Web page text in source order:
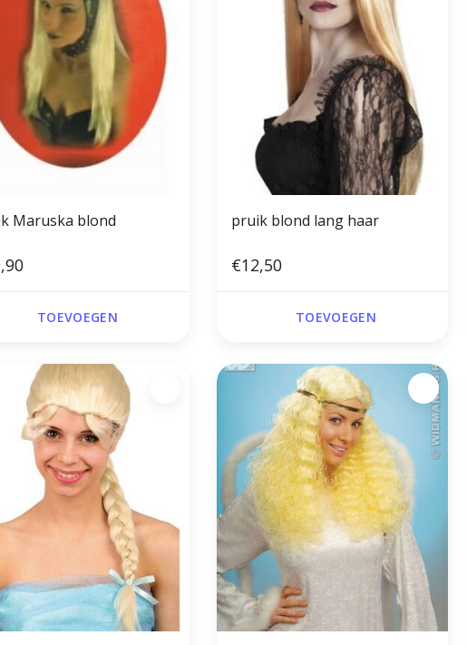
Maruska blond
TOEVOEGEN
pruik blond lang haar
€12,50
TOEVOEGEN